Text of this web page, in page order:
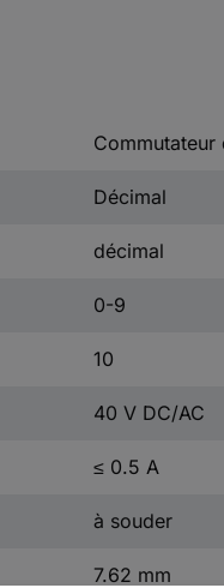
Commutateur
Décimal
décimal
0-9
10
40 V DC/AC
≤ 0.5 A
à souder
7.62 mm